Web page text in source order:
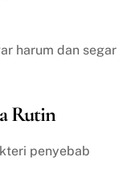
harum dan segar
Rutin
penyebab